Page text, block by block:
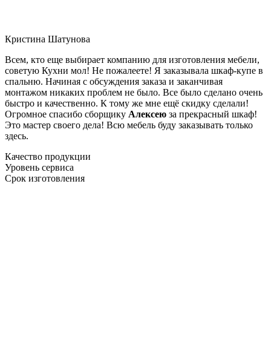
Кристина Шатунова
Всем, кто еще выбирает компанию для изготовления мебели,
советую Кухни мол! Не пожалеете! Я заказывала шкаф-купе в
спальню. Начиная с обсуждения заказа и заканчивая
монтажом никаких проблем не было. Все было сделано очень
быстро и качественно. К тому же мне ещё скидку сделали!
Огромное спасибо сборщику Алексею за прекрасный шкаф!
Это мастер своего дела! Всю мебель буду заказывать только
здесь.
Качество продукции
Уровень сервиса
Срок изготовления